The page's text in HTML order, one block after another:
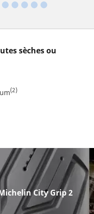
sèches ou
(2)
City Grip 2